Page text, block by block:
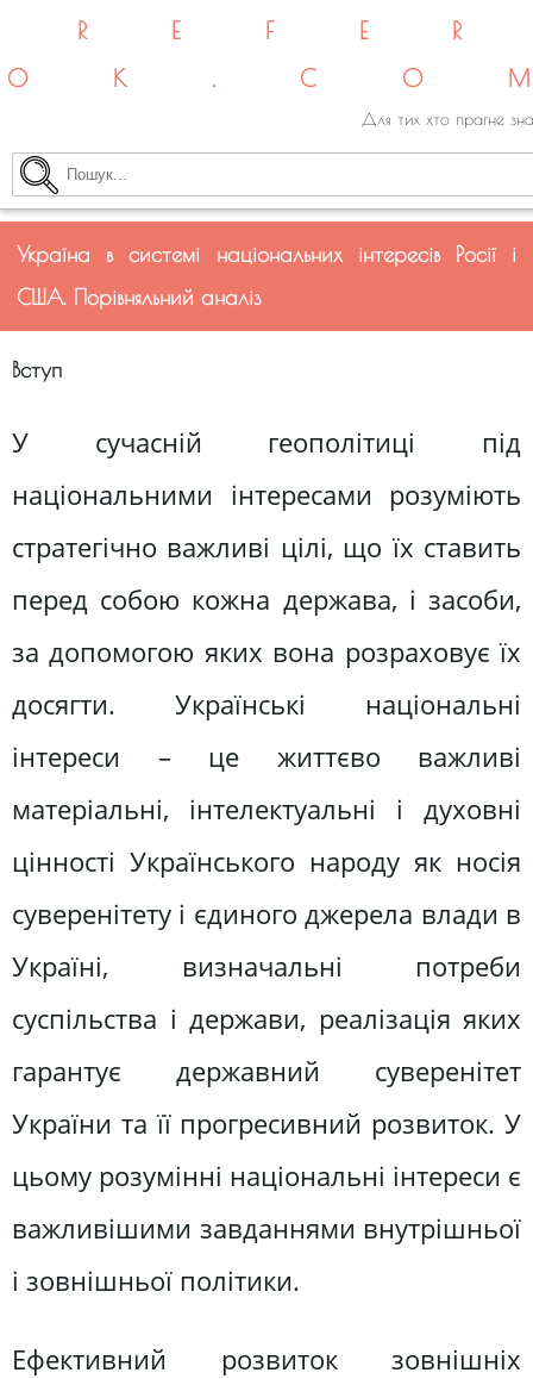
Для тих хто прагне
Україна в системі національних інтересів Росії і
США. Порівняльний аналіз
Вступ
У сучасній геополітиці під
національними інтересами розуміють
стратегічно важливі цілі, що їх ставить
перед собою кожна держава, і засоби,
за допомогою яких вона розраховує їх
досягти. Українські національні
інтереси – це життєво важливі
матеріальні, інтелектуальні і духовні
цінності Українського народу як носія
суверенітету і єдиного джерела влади в
Україні, визначальні потреби
суспільства і держави, реалізація яких
гарантує державний суверенітет
України та її прогресивний розвиток. У
цьому розумінні національні інтереси є
важливішими завданнями внутрішньої
і зовнішньої політики.
Ефективний розвиток зовнішніх